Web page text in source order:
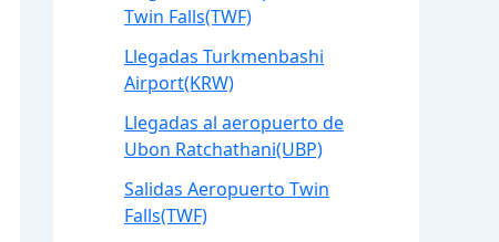
Twin Falls(TWF)
Llegadas Turkmenbashi
Airport(KRW)
Llegadas al aeropuerto de
Ubon Ratchathani(UBP)
Salidas Aeropuerto Twin
Falls(TWF)